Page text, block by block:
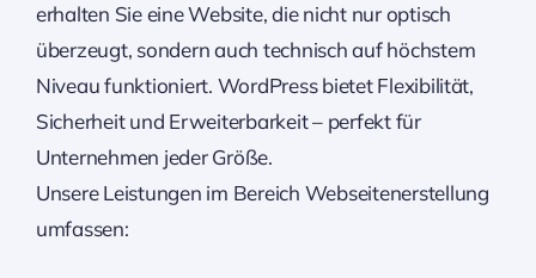
erhalten Sie eine Website, die nicht nur optisch
überzeugt, sondern auch technisch auf höchstem
Niveau funktioniert. WordPress bietet Flexibilität,
Sicherheit und Erweiterbarkeit – perfekt für
Unternehmen jeder Größe.
Unsere Leistungen im Bereich Webseitenerstellung
umfassen: